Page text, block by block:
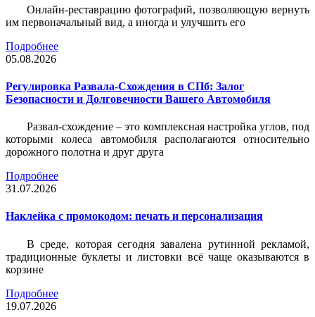
Онлайн-реставрацию фотографий, позволяющую вернуть
им первоначальный вид, а иногда и улучшить его
Подробнее
05.08.2026
Регулировка Развала-Схождения в СПб: Залог
Безопасности и Долговечности Вашего Автомобиля
Развал-схождение – это комплексная настройка углов, под
которыми колеса автомобиля располагаются относительно
дорожного полотна и друг друга
Подробнее
31.07.2026
Наклейка c промокодом: печать и персонализация
В среде, которая сегодня завалена рутинной рекламой,
традиционные буклеты и листовки всё чаще оказываются в
корзине
Подробнее
19.07.2026